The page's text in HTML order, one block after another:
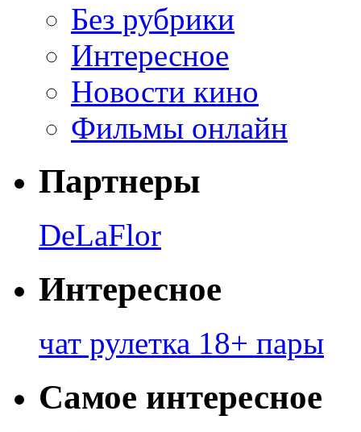
Без рубрики
Интересное
Новости кино
Фильмы онлайн
Партнеры
DeLaFlor
Интересное
чат рулетка 18+ пары
Самое интересное